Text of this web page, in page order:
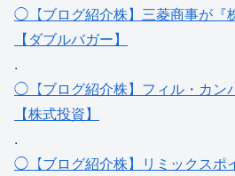
◯【ブログ紹介株】三菱商事が『
【ダブルバガー】
.
◯【ブログ紹介株】フィル・カン
【株式投資】
.
◯【ブログ紹介株】リミックスポ